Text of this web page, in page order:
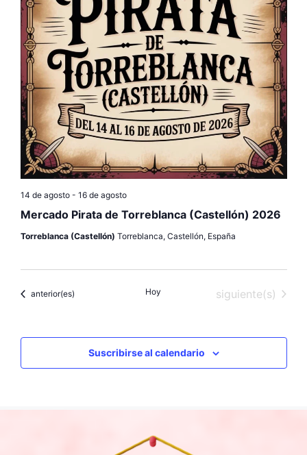
n
a
a
f
e
c
h
a
Mercado Pirata de Torreblanca (Castellón) 2026
14 de agosto- 16 de agosto
Torreblanca (Castellón) Torreblanca, Castellón, España
Eventos
anterior(es) Hoy Eventos
siguiente(s)
Suscribirse al calendario